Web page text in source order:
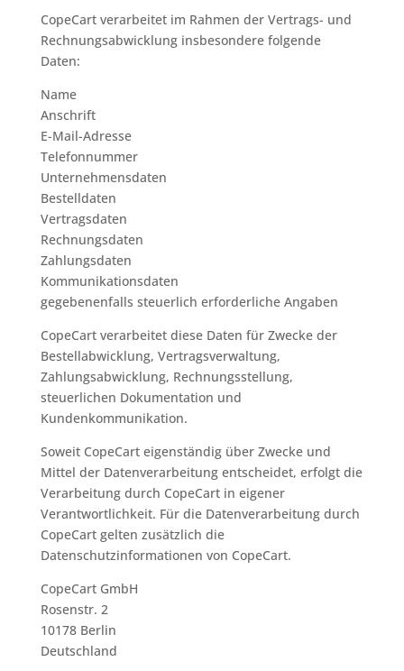
CopeCart verarbeitet im Rahmen der Vertrags- und
Rechnungsabwicklung insbesondere folgende
Daten:
Name
Anschrift
E-Mail-Adresse
Telefonnummer
Unternehmensdaten
Bestelldaten
Vertragsdaten
Rechnungsdaten
Zahlungsdaten
Kommunikationsdaten
gegebenenfalls steuerlich erforderliche Angaben
CopeCart verarbeitet diese Daten für Zwecke der
Bestellabwicklung, Vertragsverwaltung,
Zahlungsabwicklung, Rechnungsstellung,
steuerlichen Dokumentation und
Kundenkommunikation.
Soweit CopeCart eigenständig über Zwecke und
Mittel der Datenverarbeitung entscheidet, erfolgt die
Verarbeitung durch CopeCart in eigener
Verantwortlichkeit. Für die Datenverarbeitung durch
CopeCart gelten zusätzlich die
Datenschutzinformationen von CopeCart.
CopeCart GmbH
Rosenstr. 2
10178 Berlin
Deutschland